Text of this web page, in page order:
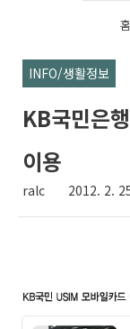
홈
INFO/생활정보
KB국민은
이용
ralc 2012. 2.